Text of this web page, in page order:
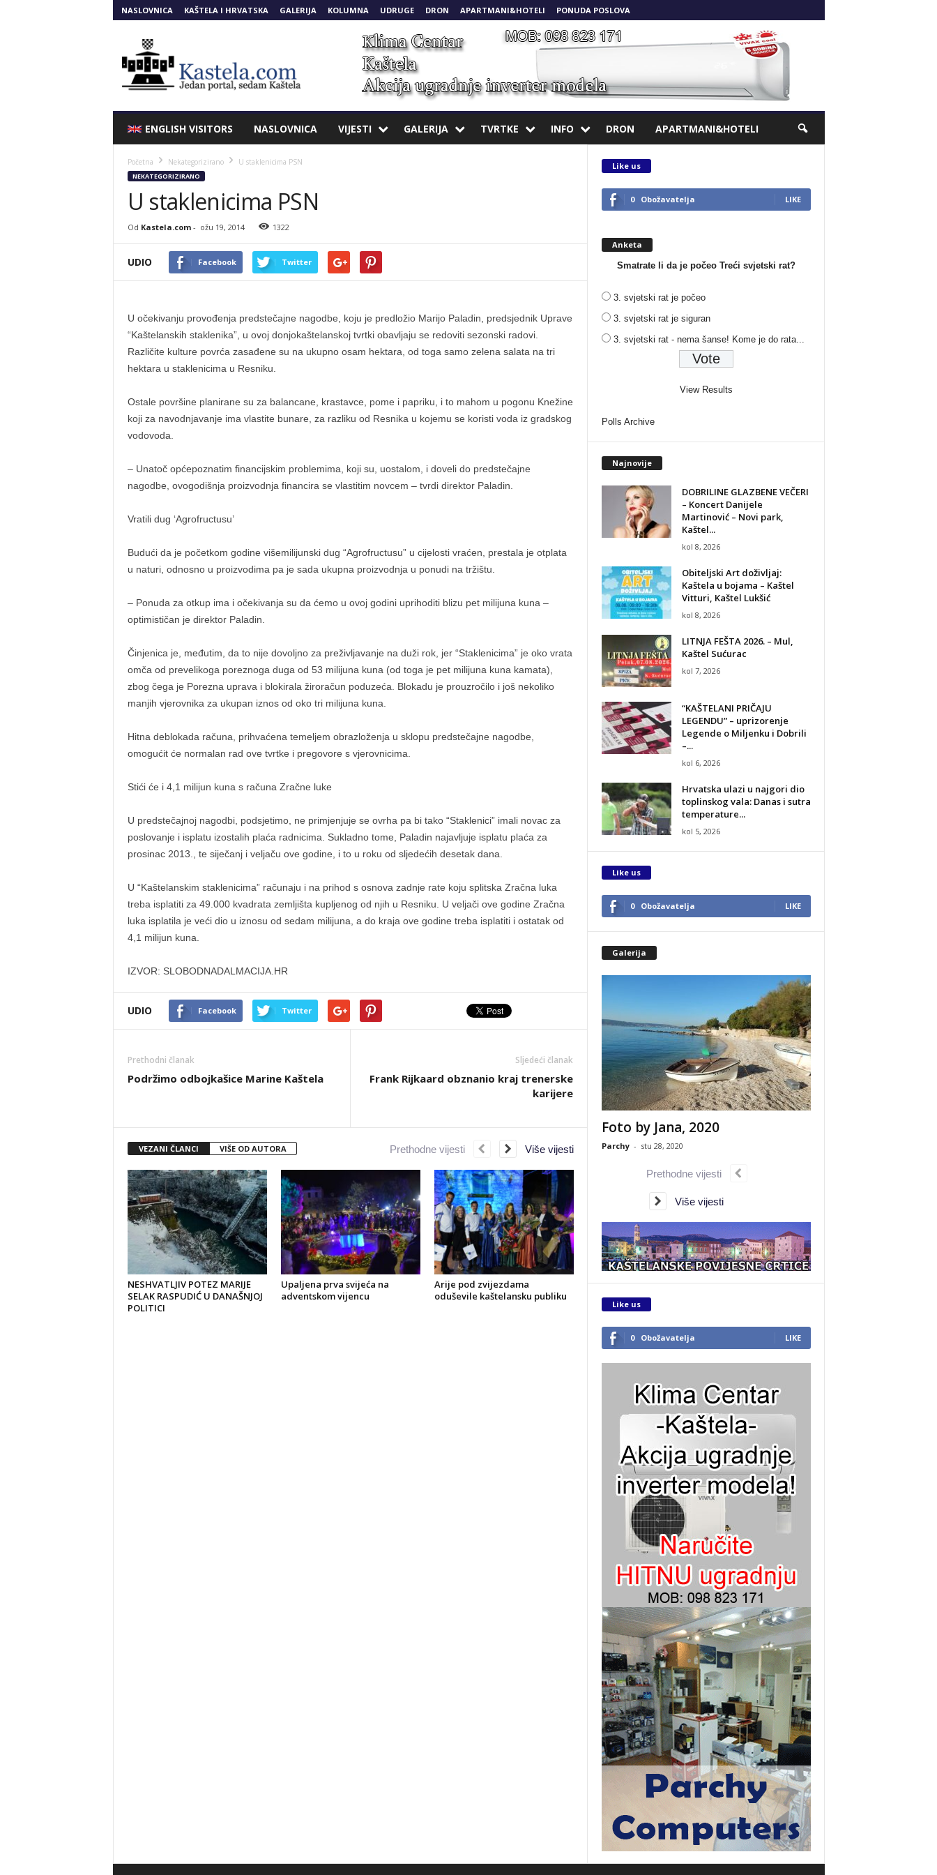
NASLOVNICA KAŠTELA I HRVATSKA GALERIJA KOLUMNA UDRUGE DRON APARTMANI&HOTELI PONUDA POSLOVA
ENGLISH VISITORS NASLOVNICA VIJESTI GALERIJA TVRTKE INFO DRON APARTMANI&HOTELI
Početna Nekategorizirano U staklenicima PSN
NEKATEGORIZIRANO
U staklenicima PSN
Od Kastela.com- ožu 19, 2014 1322
UDIO Facebook Twitter
U očekivanju provođenja predstečajne nagodbe, koju je predložio Marijo Paladin, predsjednik Uprave
“Kaštelanskih staklenika”, u ovoj donjokaštelanskoj tvrtki obavljaju se redoviti sezonski radovi.
Različite kulture povrća zasađene su na ukupno osam hektara, od toga samo zelena salata na tri
hektara u staklenicima u Resniku.
Ostale površine planirane su za balancane, krastavce, pome i papriku, i to mahom u pogonu Knežine
koji za navodnjavanje ima vlastite bunare, za razliku od Resnika u kojemu se koristi voda iz gradskog
vodovoda.
– Unatoč općepoznatim financijskim problemima, koji su, uostalom, i doveli do predstečajne
nagodbe, ovogodišnja proizvodnja financira se vlastitim novcem – tvrdi direktor Paladin.
Vratili dug ‘Agrofructusu’
Budući da je početkom godine višemilijunski dug “Agrofructusu” u cijelosti vraćen, prestala je otplata
u naturi, odnosno u proizvodima pa je sada ukupna proizvodnja u ponudi na tržištu.
– Ponuda za otkup ima i očekivanja su da ćemo u ovoj godini uprihoditi blizu pet milijuna kuna –
optimističan je direktor Paladin.
Činjenica je, međutim, da to nije dovoljno za preživljavanje na duži rok, jer “Staklenicima” je oko vrata
omča od prevelikoga poreznoga duga od 53 milijuna kuna (od toga je pet milijuna kuna kamata),
zbog čega je Porezna uprava i blokirala žiroračun poduzeća. Blokadu je prouzročilo i još nekoliko
manjih vjerovnika za ukupan iznos od oko tri milijuna kuna.
Hitna deblokada računa, prihvaćena temeljem obrazloženja u sklopu predstečajne nagodbe,
omogućit će normalan rad ove tvrtke i pregovore s vjerovnicima.
Stići će i 4,1 milijun kuna s računa Zračne luke
U predstečajnoj nagodbi, podsjetimo, ne primjenjuje se ovrha pa bi tako “Staklenici” imali novac za
poslovanje i isplatu izostalih plaća radnicima. Sukladno tome, Paladin najavljuje isplatu plaća za
prosinac 2013., te siječanj i veljaču ove godine, i to u roku od sljedećih desetak dana.
U “Kaštelanskim staklenicima” računaju i na prihod s osnova zadnje rate koju splitska Zračna luka
treba isplatiti za 49.000 kvadrata zemljišta kupljenog od njih u Resniku. U veljači ove godine Zračna
luka isplatila je veći dio u iznosu od sedam milijuna, a do kraja ove godine treba isplatiti i ostatak od
4,1 milijun kuna.
IZVOR: SLOBODNADALMACIJA.HR
UDIO Facebook Twitter
Prethodni članak
Podržimo odbojkašice Marine Kaštela
Sljedeći članak
Frank Rijkaard obznanio kraj trenerske
karijere
VEZANI ČLANCI VIŠE OD AUTORA
NESHVATLJIV POTEZ MARIJE
SELAK RASPUDIĆ U DANAŠNJOJ
POLITICI
Upaljena prva svijeća na
adventskom vijencu
Arije pod zvijezdama
oduševile kaštelansku publiku
Prethodne vijesti Više vijesti
Like us
0 Obožavatelja LIKE
Anketa
Smatrate li da je počeo Treći svjetski rat?
3. svjetski rat je počeo
3. svjetski rat je siguran
3. svjetski rat - nema šanse! Kome je do rata...
View Results
Polls Archive
Najnovije
DOBRILINE GLAZBENE VEČERI
– Koncert Danijele
Martinović – Novi park,
Kaštel...
kol 8, 2026
Obiteljski Art doživljaj:
Kaštela u bojama – Kaštel
Vitturi, Kaštel Lukšić
kol 8, 2026
LITNJA FEŠTA 2026. – Mul,
Kaštel Sućurac
kol 7, 2026
“KAŠTELANI PRIČAJU
LEGENDU” – uprizorenje
Legende o Miljenku i Dobrili
–...
kol 6, 2026
Hrvatska ulazi u najgori dio
toplinskog vala: Danas i sutra
temperature...
kol 5, 2026
Like us
0 Obožavatelja LIKE
Galerija
Foto by Jana, 2020
Parchy - stu 28, 2020
Prethodne vijesti
Više vijesti
Like us
0 Obožavatelja LIKE